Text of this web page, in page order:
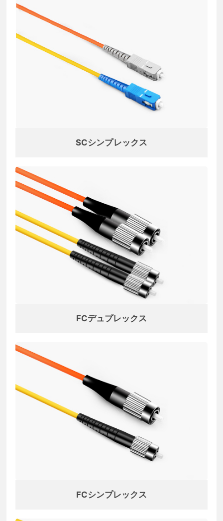
SCシンプレックス
FCデュプレックス
FCシンプレックス